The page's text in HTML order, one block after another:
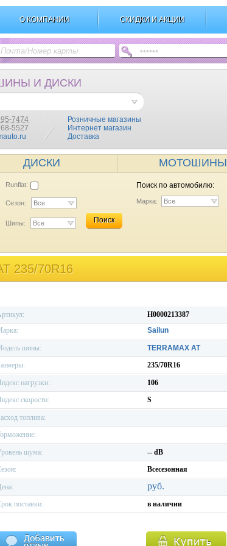
О КОМПАНИИ СКИДКИ И АКЦИИ
И ДИСКИ
7474
5527
Розничные магазины
Интернет магазин
Доставка
ДИСКИ МОТОШИНЫ
Runflat:
Сезон: Все
Шипы: Все Поиск
Поиск по автомобилю:
Марка: Все
235/70R16
H0000213387
Sailun
шины:
TERRAMAX AT
235/70R16
нагрузки:
106
скорости:
S
топлива:
шума:
-- dB
Всесезонная
руб.
поставки: в наличии